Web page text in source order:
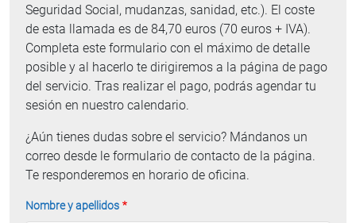
Seguridad Social, mudanzas, sanidad, etc.). El coste
de esta llamada es de 84,70 euros (70 euros + IVA).
Completa este formulario con el máximo de detalle
posible y al hacerlo te dirigiremos a la página de pago
del servicio. Tras realizar el pago, podrás agendar tu
sesión en nuestro calendario.
¿Aún tienes dudas sobre el servicio? Mándanos un
correo desde le formulario de contacto de la página.
Te responderemos en horario de oficina.
Nombre y apellidos